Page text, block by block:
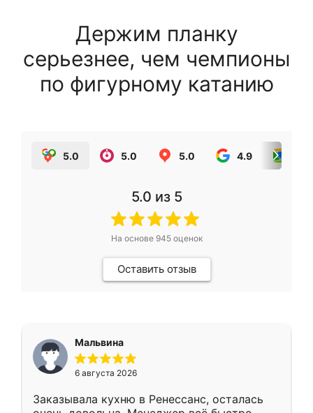
Держим планку
серьезнее, чем чемпионы
по фигурному катанию
5.0 5.0 5.0 4.9
5.0 из 5
На основе 945оценок
Оставить отзыв
Мальвина
6 августа 2026
Заказывала кухню в Ренессанс, осталась